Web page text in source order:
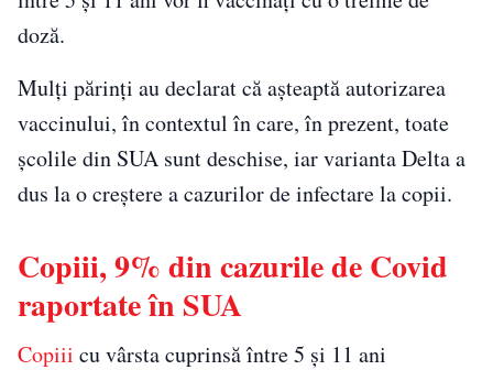
doză.
Mulți părinți au declarat că așteaptă autorizarea
vaccinului, în contextul în care, în prezent, toate
școlile din SUA sunt deschise, iar varianta Delta a
dus la o creștere a cazurilor de infectare la copii.
Copiii, 9% din cazurile de Covid
raportate în SUA
Copiii cu vârsta cuprinsă între 5 și 11 ani